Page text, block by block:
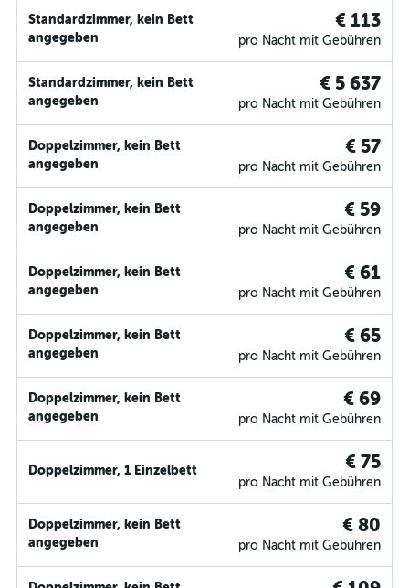
Standardzimmer, kein Bett
angegeben
€ 113
pro Nacht mit Gebühren
Standardzimmer, kein Bett
angegeben
€ 5 637
pro Nacht mit Gebühren
Doppelzimmer, kein Bett
angegeben
€ 57
pro Nacht mit Gebühren
Doppelzimmer, kein Bett
angegeben
€ 59
pro Nacht mit Gebühren
Doppelzimmer, kein Bett
angegeben
€ 61
pro Nacht mit Gebühren
Doppelzimmer, kein Bett
angegeben
€ 65
pro Nacht mit Gebühren
Doppelzimmer, kein Bett
angegeben
€ 69
pro Nacht mit Gebühren
Doppelzimmer, 1 Einzelbett € 75
pro Nacht mit Gebühren
Doppelzimmer, kein Bett
angegeben
€ 80
pro Nacht mit Gebühren